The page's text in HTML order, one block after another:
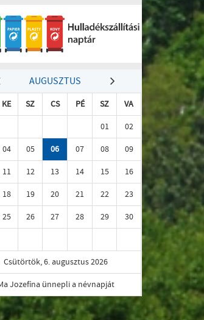
AUGUSZTUS
KE SZ CS PÉ SZ
VA
01
02
04 05 06 07 08
09
11 12 13 14 15
16
18 19 20 21 22
23
25 26 27 28 29
30
Csütörtök, 6. augusztus 2026
Jozefína ünnepli a névnapját